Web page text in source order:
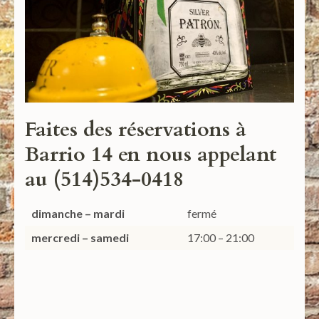
Faites des réservations à
Barrio 14 en nous appelant
au (514)534-0418
dimanche – mardi
fermé
mercredi – samedi
17:00 – 21:00